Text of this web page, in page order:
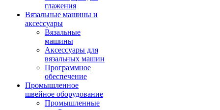
глажения
Вязальные машины и
аксессуары
Вязальные
машины
Аксессуары для
вязальных машин
Программное
обеспечение
Промышленное
швейное оборудование
Промышленные